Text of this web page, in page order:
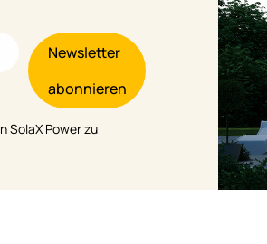
Newsletter
abonnieren
SolaX Power zu